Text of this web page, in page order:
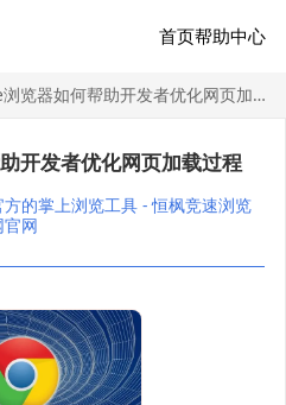
首页帮助中心
器如何帮助开发者优化网页加载过程
开发者优化网页加载过程
的掌上浏览工具 - 恒枫竞速浏览
网